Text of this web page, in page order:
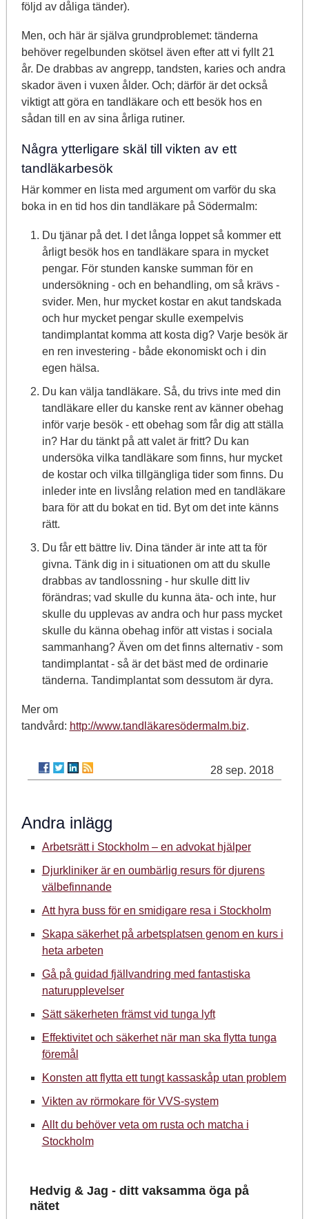
följd av dåliga tänder).
Men, och här är själva grundproblemet: tänderna
behöver regelbunden skötsel även efter att vi fyllt 21
år. De drabbas av angrepp, tandsten, karies och andra
skador även i vuxen ålder. Och; därför är det också
viktigt att göra en tandläkare och ett besök hos en
sådan till en av sina årliga rutiner.
Några ytterligare skäl till vikten av ett
tandläkarbesök
Här kommer en lista med argument om varför du ska
boka in en tid hos din tandläkare på Södermalm:
Du tjänar på det. I det långa loppet så kommer ett
årligt besök hos en tandläkare spara in mycket
pengar. För stunden kanske summan för en
undersökning - och en behandling, om så krävs -
svider. Men, hur mycket kostar en akut tandskada
och hur mycket pengar skulle exempelvis
tandimplantat komma att kosta dig? Varje besök är
en ren investering - både ekonomiskt och i din
egen hälsa.
Du kan välja tandläkare. Så, du trivs inte med din
tandläkare eller du kanske rent av känner obehag
inför varje besök - ett obehag som får dig att ställa
in? Har du tänkt på att valet är fritt? Du kan
undersöka vilka tandläkare som finns, hur mycket
de kostar och vilka tillgängliga tider som finns. Du
inleder inte en livslång relation med en tandläkare
bara för att du bokat en tid. Byt om det inte känns
rätt.
Du får ett bättre liv. Dina tänder är inte att ta för
givna. Tänk dig in i situationen om att du skulle
drabbas av tandlossning - hur skulle ditt liv
förändras; vad skulle du kunna äta- och inte, hur
skulle du upplevas av andra och hur pass mycket
skulle du känna obehag inför att vistas i sociala
sammanhang? Även om det finns alternativ - som
tandimplantat - så är det bäst med de ordinarie
tänderna. Tandimplantat som dessutom är dyra.
Mer om
tandvård: http://www.tandläkaresödermalm.biz.
28 sep. 2018
Andra inlägg
Arbetsrätt i Stockholm – en advokat hjälper
Djurkliniker är en oumbärlig resurs för djurens
välbefinnande
Att hyra buss för en smidigare resa i Stockholm
Skapa säkerhet på arbetsplatsen genom en kurs i
heta arbeten
Gå på guidad fjällvandring med fantastiska
naturupplevelser
Sätt säkerheten främst vid tunga lyft
Effektivitet och säkerhet när man ska flytta tunga
föremål
Konsten att flytta ett tungt kassaskåp utan problem
Vikten av rörmokare för VVS-system
Allt du behöver veta om rusta och matcha i
Stockholm
Hedvig & Jag - ditt vaksamma öga på
nätet